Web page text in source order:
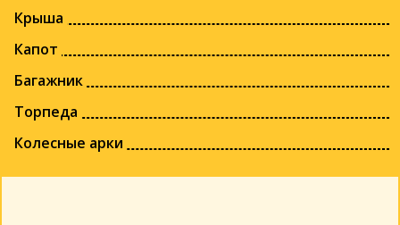
Крыша
Капот
Багажник
Торпеда
Колесные арки